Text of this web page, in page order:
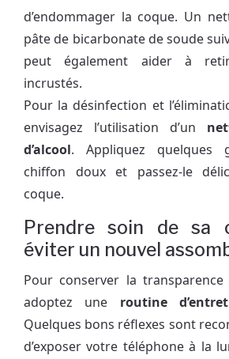
d’endommager la coque. Un
pâte de bicarbonate de soude
peut également aider à
incrustés.
Pour la désinfection et
envisagez l’utilisation d’un
d’alcool. Appliquez quelques
chiffon doux et passez-le
coque.
Prendre soin de sa
éviter un nouvel
Pour conserver la
adoptez une routine
Quelques bons réflexes sont
d’exposer votre téléphone à la